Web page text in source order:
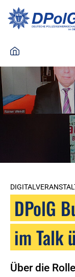
DPolG
im Talk
Über die